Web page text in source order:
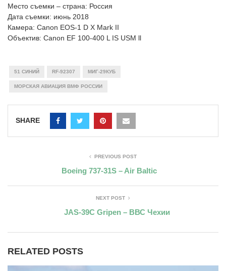
Место съемки – страна: Россия
Дата съемки: июнь 2018
Камера: Canon EOS-1 D X Mark II
Объектив: Canon EF 100-400 L IS USM ll
51 СИНИЙ RF-92307 МИГ-29КУБ
МОРСКАЯ АВИАЦИЯ ВМФ РОССИИ
SHARE
PREVIOUS POST
Boeing 737-31S – Air Baltic
NEXT POST
JAS-39C Gripen – ВВС Чехии
RELATED POSTS